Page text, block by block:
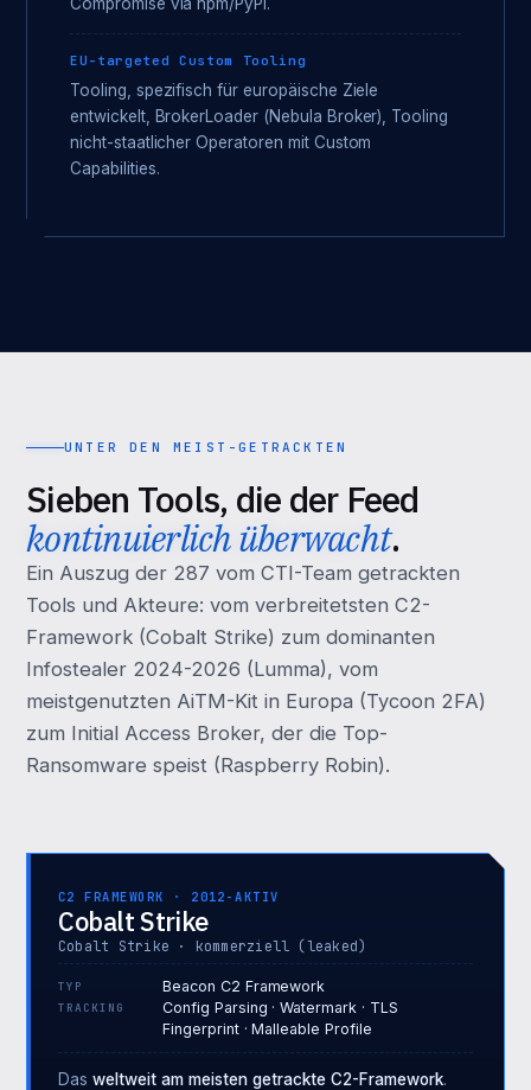
EU-targeted Custom Tooling
Tooling, spezifisch für europäische Ziele
entwickelt, BrokerLoader (Nebula Broker), Tooling
nicht-staatlicher Operatoren mit Custom
Capabilities.
UNTER DEN MEIST-GETRACKTEN
Sieben Tools, die der Feed
kontinuierlich überwacht.
Ein Auszug der 287 vom CTI-Team getrackten
Tools und Akteure: vom verbreitetsten C2-
Framework (Cobalt Strike) zum dominanten
Infostealer 2024-2026 (Lumma), vom
meistgenutzten AiTM-Kit in Europa (Tycoon 2FA)
zum Initial Access Broker, der die Top-
Ransomware speist (Raspberry Robin).
C2 FRAMEWORK · 2012-AKTIV
Cobalt Strike
Cobalt Strike · kommerziell (leaked)
TYP Beacon C2 Framework
TRACKING
Config Parsing · Watermark · TLS
Fingerprint · Malleable Profile
Das weltweit am meisten getrackte C2-Framework.